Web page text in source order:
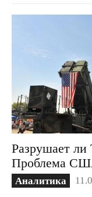
Разрушает
Проблема
Аналитика